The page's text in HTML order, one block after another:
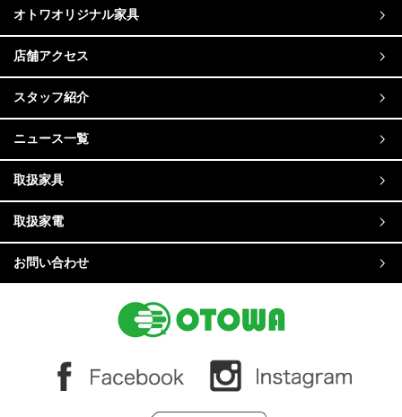
オトワオリジナル家具
店舗アクセス
スタッフ紹介
ニュース一覧
取扱家具
取扱家電
お問い合わせ